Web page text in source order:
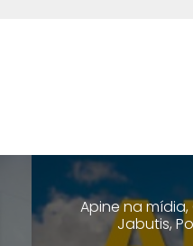
Apine na
Jabutis,